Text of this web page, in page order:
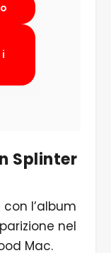
Splinter
l’album
nel
Mac.